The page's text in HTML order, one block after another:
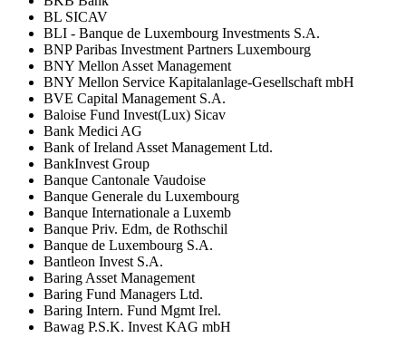
BL SICAV
BLI - Banque de Luxembourg Investments S.A.
BNP Paribas Investment Partners Luxembourg
BNY Mellon Asset Management
BNY Mellon Service Kapitalanlage-Gesellschaft mbH
BVE Capital Management S.A.
Baloise Fund Invest(Lux) Sicav
Bank Medici AG
Bank of Ireland Asset Management Ltd.
BankInvest Group
Banque Cantonale Vaudoise
Banque Generale du Luxembourg
Banque Internationale a Luxemb
Banque Priv. Edm, de Rothschil
Banque de Luxembourg S.A.
Bantleon Invest S.A.
Baring Asset Management
Baring Fund Managers Ltd.
Baring Intern. Fund Mgmt Irel.
Bawag P.S.K. Invest KAG mbH